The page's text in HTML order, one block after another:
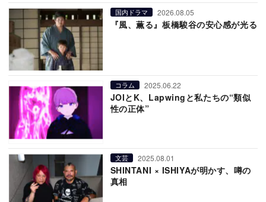
国内ドラマ 2026.08.05
『風、薫る』板橋駿谷の安心感が光る
コラム 2025.06.22
JOIとK、Lapwingと私たちの“類似
性の正体”
文芸 2025.08.01
SHINTANI × ISHIYAが明かす、噂の
真相